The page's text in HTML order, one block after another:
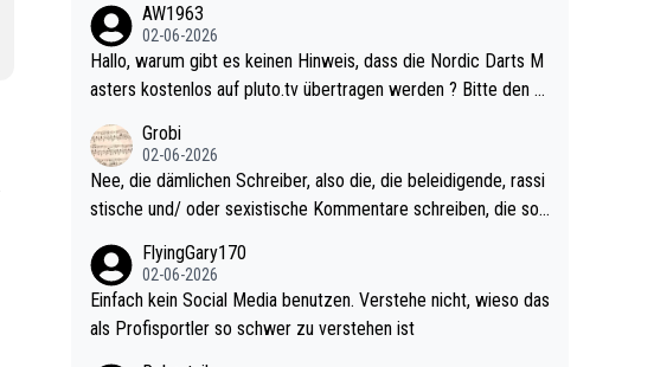
l. Allerdings ist Mitchell Lawrie als Nummer 1 der Welt eh quali
fiziert. Somit ändert die automatische Qualifikation des Weltm
eisters erstmal nichts. Ich denke sie wollen damit für nächste
d wohl wenig WDF Turniere spielen. Dies war bei Archie Self l
etztes Jahr der Fall. Er musste als amtierender Weltmeister d
urch den Qualifier und ich glaube kaum, dass Mitchel sich das
(in Vegas) antun würde, wenn er doch eigentlich die PDC-WM
als Ziel hat.
AW1963
02-06-2026
Hallo, warum gibt es keinen Hinweis, dass die Nordic Darts M
asters kostenlos auf pluto.tv übertragen werden ? Bitte den A
Grobi
02-06-2026
Nee, die dämlichen Schreiber, also die, die beleidigende, rassi
stische und/ oder sexistische Kommentare schreiben, die soll
nes Leben in den Griff kriegen. Nur eins wundert mich: Luke Li
ttler war doch neulich erst derjenige, der über Social Media G
vV provoziert hat. Und Littlers Mutter schießt öfters mal gege
FlyingGary170
02-06-2026
Einfach kein Social Media benutzen. Verstehe nicht, wieso das
als Profisportler so schwer zu verstehen ist